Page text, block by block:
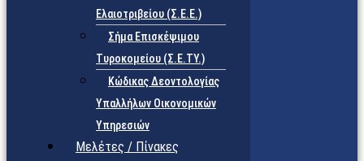
Ελαιοτριβείου (Σ.Ε.Ε.)
Σήμα Επισκέψιμου
Τυροκομείου (Σ.Ε.TY.)
Κώδικας Δεοντολογίας
Υπαλλήλων Οικονομικών
Υπηρεσιών
Μελέτες / Πίνακες